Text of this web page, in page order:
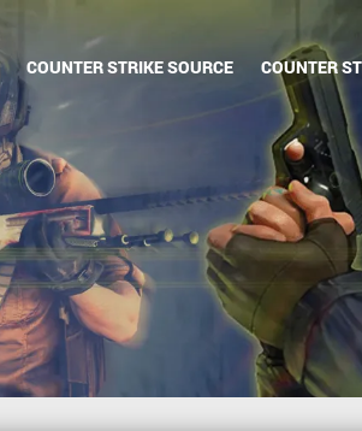
COUNTER STRIKE SOURCE COUNTER